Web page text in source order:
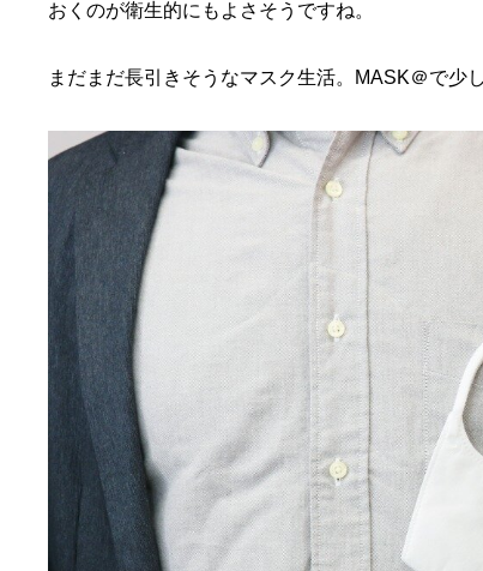
おくのが衛生的にもよさそうですね。
まだまだ長引きそうなマスク生活。MASK＠で少